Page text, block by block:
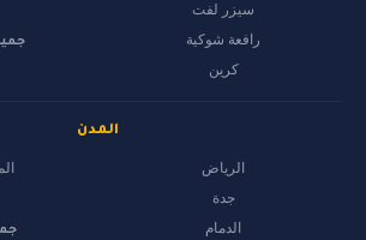
سيزر لفت
رافعة شوكية
كرين
المدن
الرياض
جدة
الدمام